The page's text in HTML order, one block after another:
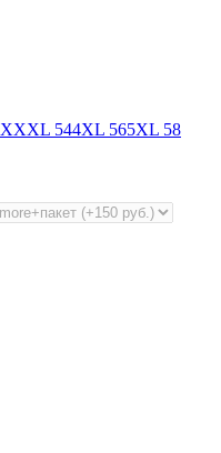
XXXL 544XL 565XL 58